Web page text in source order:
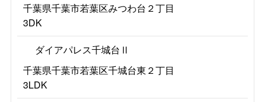
千葉県千葉市若葉区みつわ台２丁目
3DK
ダイアパレス千城台Ⅱ
千葉県千葉市若葉区千城台東２丁目
3LDK